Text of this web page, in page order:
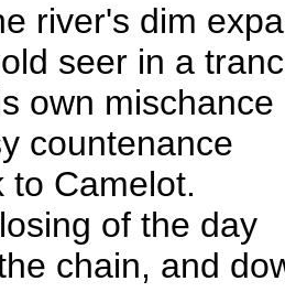
river's dim
seer in a
own mischance
countenance
to Camelot.
of the day
chain, and